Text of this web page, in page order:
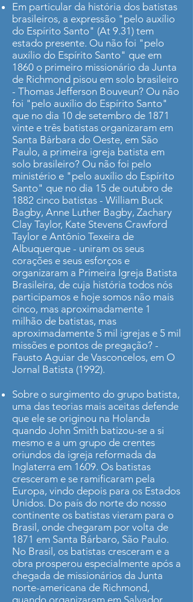
Em particular da história dos batistas
brasileiros, a expressão "pelo auxílio
do Espírito Santo" (At 9.31) tem
estado presente. Ou não foi "pelo
auxílio do Espírito Santo" que em
1860 o primeiro missionário da Junta
de Richmond pisou em solo brasileiro
- Thomas Jefferson Bouveun? Ou não
foi "pelo auxílio do Espírito Santo"
que no dia 10 de setembro de 1871
vinte e três batistas organizaram em
Santa Bárbara do Oeste, em São
Paulo, a primeira igreja batista em
solo brasileiro? Ou não foi pelo
ministério e "pelo auxílio do Espírito
Santo" que no dia 15 de outubro de
1882 cinco batistas - William Buck
Bagby, Anne Luther Bagby, Zachary
Clay Taylor, Kate Stevens Crawford
Taylor e Antônio Texeira de
Albuquerque - uniram os seus
corações e seus esforços e
organizaram a Primeira Igreja Batista
Brasileira, de cuja história todos nós
participamos e hoje somos não mais
cinco, mas aproximadamente 1
milhão de batistas, mas
aproximadamente 5 mil igrejas e 5 mil
missões e pontos de pregação? -
Fausto Aguiar de Vasconcelos, em O
Jornal Batista (1992).
Sobre o surgimento do grupo batista,
uma das teorias mais aceitas defende
que ele se originou na Holanda
quando John Smith batizou-se a si
mesmo e a um grupo de crentes
oriundos da igreja reformada da
Inglaterra em 1609. Os batistas
cresceram e se ramificaram pela
Europa, vindo depois para os Estados
Unidos. Do país do norte do nosso
continente os batistas vieram para o
Brasil, onde chegaram por volta de
1871 em Santa Bárbaro, São Paulo.
No Brasil, os batistas cresceram e a
obra prosperou especialmente após a
chegada de missionários da Junta
norte-americana de Richmond,
quando organizaram em Salvador